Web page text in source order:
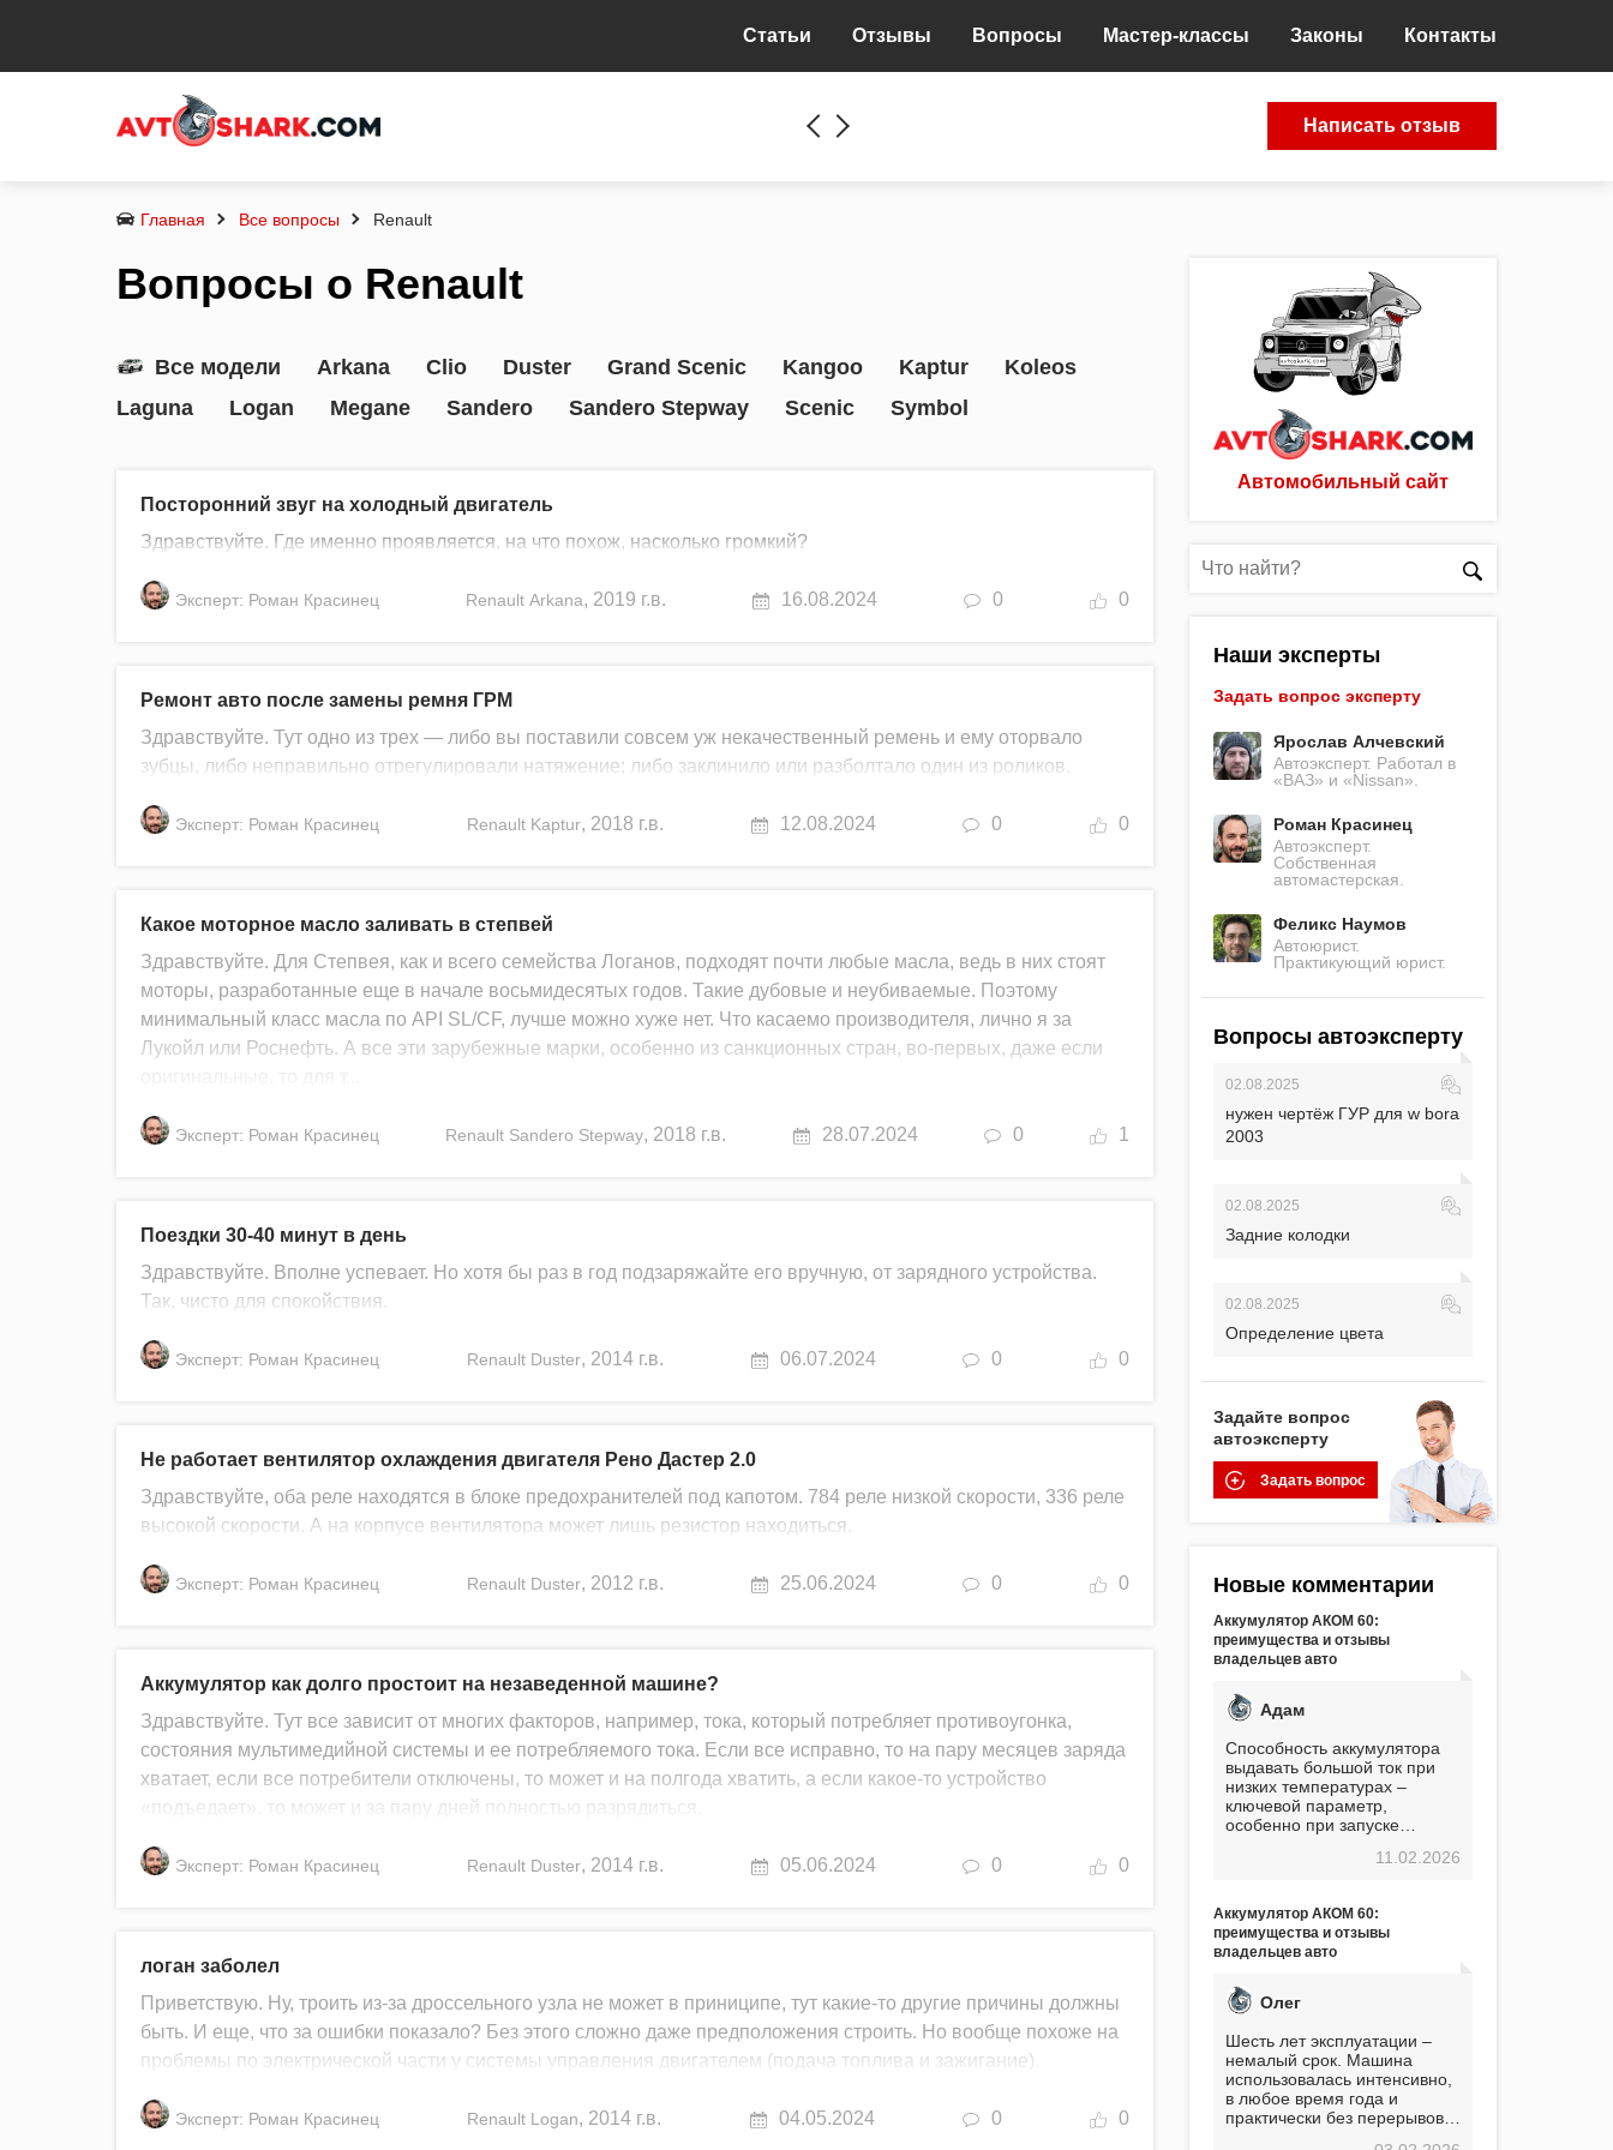
Статьи Отзывы Вопросы Мастер-классы Законы Контакты
Написать отзыв
Главная Все вопросы Renault
Вопросы о Renault
Все модели Arkana Clio Duster Grand Scenic Kangoo Kaptur
Koleos
Laguna
Logan Megane Sandero Sandero Stepway Scenic Symbol
Посторонний звуг на холодный двигатель
Здравствуйте. Где именно проявляется, на что похож, насколько громкий?
Эксперт: Роман Красинец Renault Arkana, 2019 г.в. 16.08.2024 0 0
Ремонт авто после замены ремня ГРМ
Здравствуйте. Тут одно из трех — либо вы поставили совсем уж некачественный ремень и ему оторвало
зубцы, либо неправильно отрегулировали натяжение; либо заклинило или разболтало один из роликов.
Эксперт: Роман Красинец Renault Kaptur, 2018 г.в. 12.08.2024 0 0
Какое моторное масло заливать в степвей
Здравствуйте. Для Степвея, как и всего семейства Логанов, подходят почти любые масла, ведь в них стоят
моторы, разработанные еще в начале восьмидесятых годов. Такие дубовые и неубиваемые. Поэтому
минимальный класс масла по API SL/CF, лучше можно хуже нет. Что касаемо производителя, лично я за
Лукойл или Роснефть. А все эти зарубежные марки, особенно из санкционных стран, во-первых, даже если
Эксперт: Роман Красинец Renault Sandero Stepway, 2018 г.в. 28.07.2024 0 1
Поездки 30-40 минут в день
Здравствуйте. Вполне успевает. Но хотя бы раз в год подзаряжайте его вручную, от зарядного устройства.
Так, чисто для спокойствия.
Эксперт: Роман Красинец Renault Duster, 2014 г.в. 06.07.2024 0 0
Не работает вентилятор охлаждения двигателя Рено Дастер 2.0
Здравствуйте, оба реле находятся в блоке предохранителей под капотом. 784 реле низкой скорости, 336 реле
высокой скорости. А на корпусе вентилятора может лишь резистор находиться.
Эксперт: Роман Красинец Renault Duster, 2012 г.в. 25.06.2024 0 0
Аккумулятор как долго простоит на незаведенной машине?
Здравствуйте. Тут все зависит от многих факторов, например, тока, который потребляет противоугонка,
состояния мультимедийной системы и ее потребляемого тока. Если все исправно, то на пару месяцев заряда
хватает, если все потребители отключены, то может и на полгода хватить, а если какое-то устройство
«подъедает», то может и за пару дней полностью разрядиться.
Эксперт: Роман Красинец Renault Duster, 2014 г.в. 05.06.2024 0 0
логан заболел
Приветствую. Ну, троить из-за дроссельного узла не может в приниципе, тут какие-то другие причины должны
быть. И еще, что за ошибки показало? Без этого сложно даже предположения строить. Но вообще похоже на
проблемы по электрической части у системы управления двигателем (подача топлива и зажигание).
Эксперт: Роман Красинец Renault Logan, 2014 г.в. 04.05.2024 0 0
Автомобильный сайт
Наши эксперты
Задать вопрос эксперту
Ярослав Алчевский
Автоэксперт. Работал в
«ВАЗ» и «Nissan».
Роман Красинец
Автоэксперт.
Собственная
автомастерская.
Феликс Наумов
Автоюрист.
Практикующий юрист.
Вопросы автоэксперту
02.08.2025
нужен чертёж ГУР для w bora
2003
02.08.2025
Задние колодки
02.08.2025
Определение цвета
Задайте вопрос
автоэксперту
Задать вопрос
Новые комментарии
Аккумулятор АКОМ 60:
преимущества и отзывы
владельцев авто
Адам
Способность аккумулятора
выдавать большой ток при
низких температурах –
ключевой параметр,
особенно при запуске
показывает, что данный
стоимость. Долго сомневался
перед приобретением, но в
итоге ни разу не пожалел.
вложение, избавляющее от
головной боли, связанной с
АКБ. Подтверждаю
11.02.2026
Аккумулятор АКОМ 60:
преимущества и отзывы
владельцев авто
Олег
Шесть лет эксплуатации –
немалый срок. Машина
использовалась интенсивно,
в любое время года и
практически без перерывов.